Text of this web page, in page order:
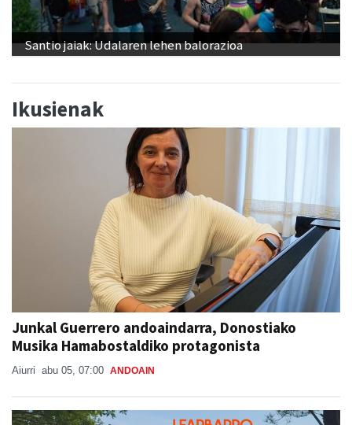
Santio jaiak: Udalaren lehen balorazioa
Ikusienak
Junkal Guerrero andoaindarra, Donostiako
Musika Hamabostaldiko protagonista
Aiurri abu 05, 07:00 ANDOAIN